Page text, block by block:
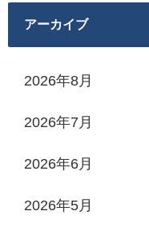
アーカイブ
2026年8月
2026年7月
2026年6月
2026年5月